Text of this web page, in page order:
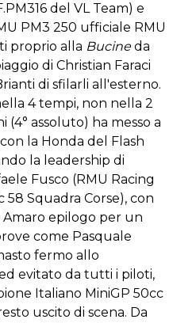
del VL Team) e
PM3 250 ufficiale RMU
proprio alla Bucineda
di Christian Faraci
di sfilarli all'esterno.
4 tempi, non nella 2
assoluto) ha messo a
la Honda del Flash
la leadership di
Fusco (RMU Racing
58 Squadra Corse), con
epilogo per un
come Pasquale
fermo allo
evitato da tutti i piloti,
Italiano MiniGP 50cc
uscito di scena. Da